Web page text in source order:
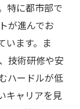
特に都市部で
が進んでお
います。ま
技術研修や安
ハードルが低
キャリアを見